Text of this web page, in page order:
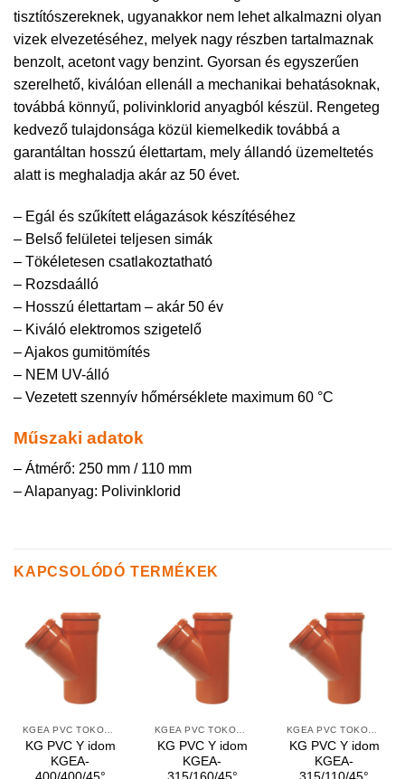
tisztítószereknek, ugyanakkor nem lehet alkalmazni olyan
vizek elvezetéséhez, melyek nagy részben tartalmaznak
benzolt, acetont vagy benzint. Gyorsan és egyszerűen
szerelhető, kiválóan ellenáll a mechanikai behatásoknak,
továbbá könnyű, polivinklorid anyagból készül. Rengeteg
kedvező tulajdonsága közül kiemelkedik továbbá a
garantáltan hosszú élettartam, mely állandó üzemeltetés
alatt is meghaladja akár az 50 évet.
– Egál és szűkített elágazások készítéséhez
– Belső felületei teljesen simák
– Tökéletesen csatlakoztatható
– Rozsdaálló
– Hosszú élettartam – akár 50 év
– Kiváló elektromos szigetelő
– Ajakos gumitömítés
– NEM UV-álló
– Vezetett szennyív hőmérséklete maximum 60 °C
Műszaki adatok
– Átmérő: 250 mm / 110 mm
– Alapanyag: Polivinklorid
KAPCSOLÓDÓ TERMÉKEK
KGEA PVC TOKOS Y IDOMOK
KG PVC Y idom
KGEA-
KGEA PVC TOKOS Y IDOMOK
KG PVC Y idom
KGEA-
KGEA PVC TOKOS Y IDOMOK
KG PVC Y idom
KGEA-